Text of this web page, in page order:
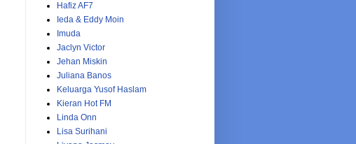
Hafiz AF7
Ieda & Eddy Moin
Imuda
Jaclyn Victor
Jehan Miskin
Juliana Banos
Keluarga Yusof Haslam
Kieran Hot FM
Linda Onn
Lisa Surihani